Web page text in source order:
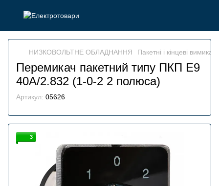
НИЗКОВОЛЬТНЕ ОБЛАДНАННЯ Пакетні і кінцеві вимикачі
Перемикач пакетний типу ПКП Е9
40А/2.832 (1-0-2 2 полюса)
Артикул: 05626
3